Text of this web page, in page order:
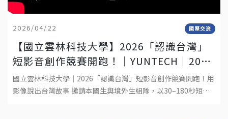
2026/04/22 國際交流
【國立雲林科技大學】2026「認識台灣」
短影音創作競賽開跑！│YUNTECH│2026
“DISCOVER TAIWAN” SHORT VIDEO
COMPETITION
國立雲林科技大學｜2026「認識台灣」短影音創作競賽開跑！用
影像說出台灣故事 邀請本國生與境外生組隊，以30–180秒短影